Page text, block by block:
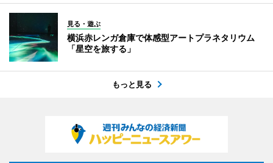
見る・遊ぶ
横浜赤レンガ倉庫で体感型アートプラネタリウム
「星空を旅する」
もっと見る